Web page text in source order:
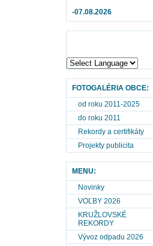
-07.08.2026
FOTOGALÉRIA OBCE:
od roku 2011-2025
do roku 2011
Rekordy a certifikáty
Projekty publicita
MENU:
Novinky
VOĽBY 2026
KRUŽLOVSKÉ
REKORDY
Vývoz odpadu 2026